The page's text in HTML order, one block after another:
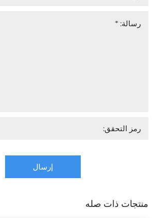
إرسال
منتجات ذات صله